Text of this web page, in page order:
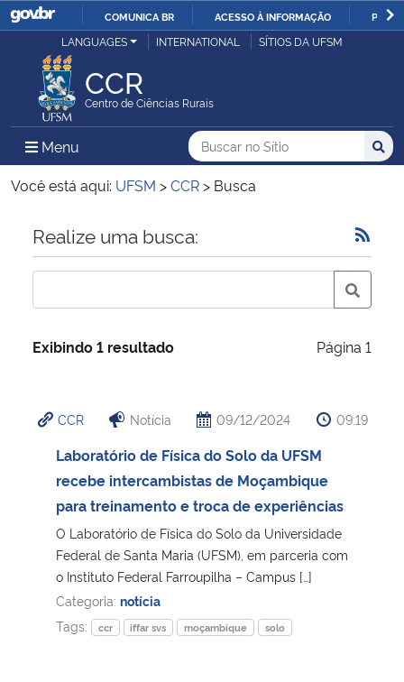
IR
COMUNICA BR ACESSO À INFORMAÇÃO
Ministério da Justiça e Segurança Pública
Ministério da Defesa
Ministério das Relações Exteriores
Ministério da Economia
Ministério da Infraestrutura
Ministério da Cidadania
Ministério de Minas e Energia
Ministério da Ciência, Tecnologia, Inovações e Comunicações
Ministério do Meio Ambiente
LANGUAGES INTERNATIONAL SÍTIOS DA UFSM
CCR
Centro de Ciências Rurais
Menu Menu Principal do Sítio
Busca
Buscar no no Sítio
Busca:
Você está aqui: UFSM >CCR > Busca
Início do conteúdo
Realize uma busca:
Exibindo 1 resultado Página 1
CCR Notícia 09/12/2024 09:19
Laboratório de Física do Solo da UFSM
recebe intercambistas de Moçambique
para treinamento e troca de experiências
O Laboratório de Física do Solo da Universidade
Federal de Santa Maria (UFSM), em parceria com
o Instituto Federal Farroupilha – Campus […]
Categoria: notícia
Tags:
ccr iffar svs moçambique solo